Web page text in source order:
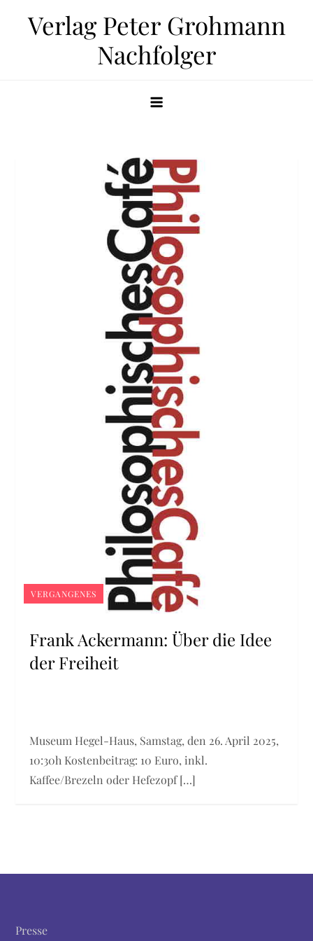
Verlag Peter Grohmann
Nachfolger
VERGANGENES
Frank Ackermann: Über die Idee
der Freiheit
Museum Hegel-Haus, Samstag, den 26. April 2025,
10:30h Kostenbeitrag: 10 Euro, inkl.
Kaffee/Brezeln oder Hefezopf […]
Presse